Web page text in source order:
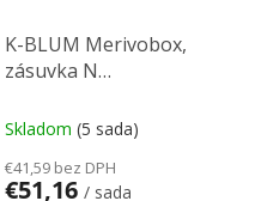
K-BLUM Merivobox,
zásuvka N
sivá IG, skrutka
Skladom (5 sada)
€41,59 bez DPH
€51,16 / sada